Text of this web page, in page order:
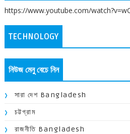
https://www.youtube.com/
TECHNOLOGY
নিউজ মেনু বেচে নিন
সারা দেশ Bangladesh
চট্টগ্রাম
রাজনীতি Bangladesh